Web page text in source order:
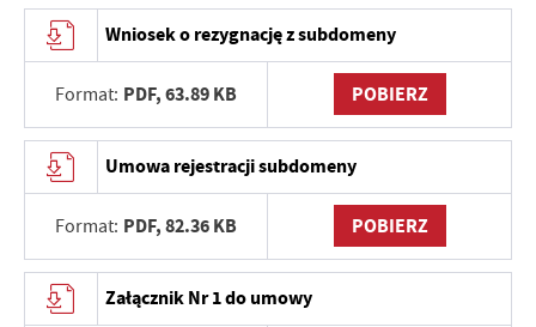
Wniosek o rezygnację z subdomeny
Format: PDF,63.89 KB POBIERZ
Umowa rejestracji subdomeny
Format: PDF,82.36 KB POBIERZ
Załącznik Nr 1 do umowy